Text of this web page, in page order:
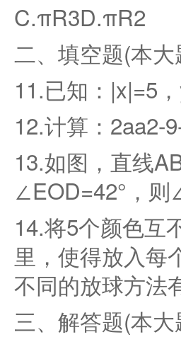
C.πR3D.πR2
二、填空题(本
11.已知：|x|=5
12.计算：2aa2-
13.如图，直线
∠EOD=42°，则
14.将5个颜色互
里，使得放入每
不同的放球方法
三、解答题(本